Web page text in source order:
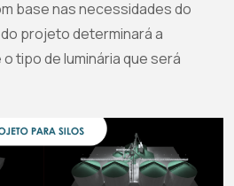
base nas necessidades do
projeto determinará a
tipo de luminária que será